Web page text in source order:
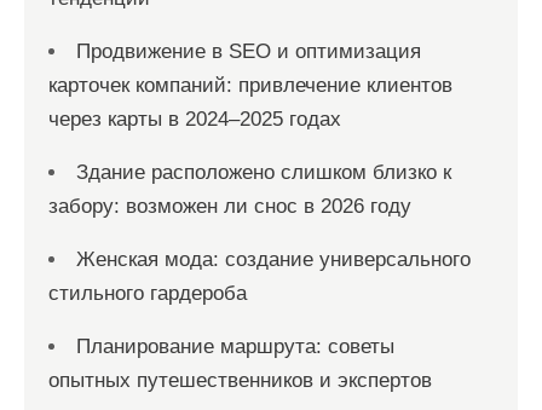
Продвижение в SEO и оптимизация
карточек компаний: привлечение клиентов
через карты в 2024–2025 годах
Здание расположено слишком близко к
забору: возможен ли снос в 2026 году
Женская мода: создание универсального
стильного гардероба
Планирование маршрута: советы
опытных путешественников и экспертов